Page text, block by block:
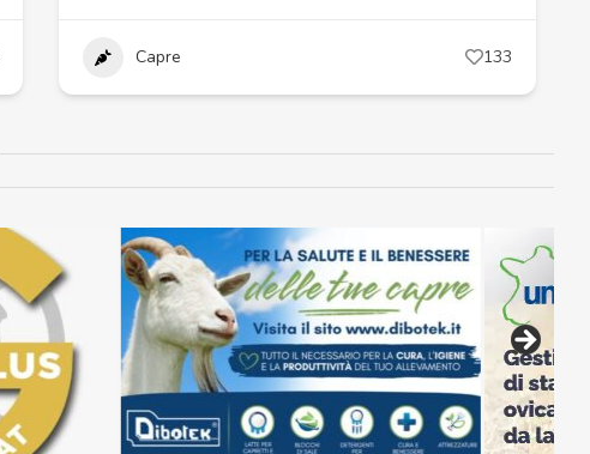
Capre 133